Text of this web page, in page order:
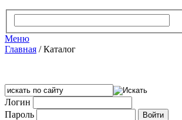
Меню
Главная /Каталог
Логин
Пароль